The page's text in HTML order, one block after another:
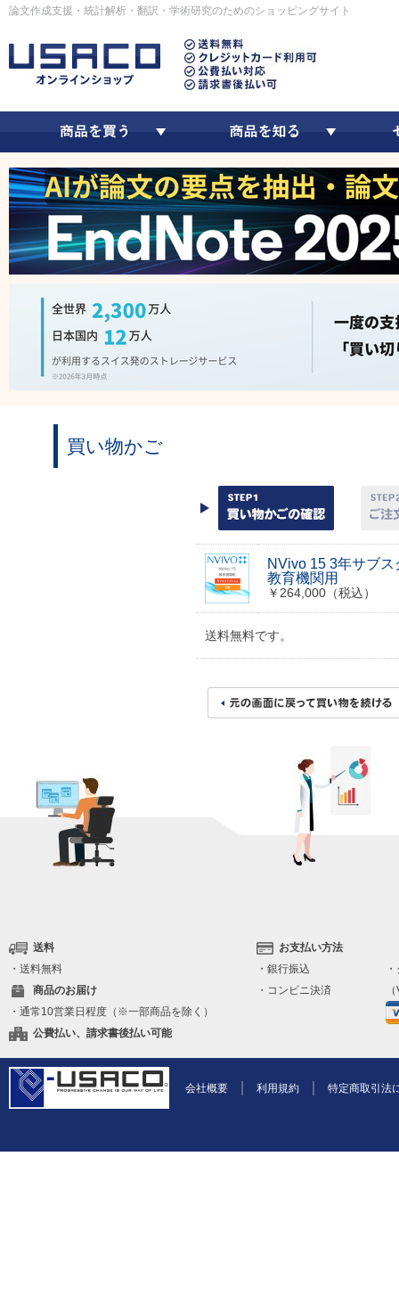
論文作成支援・統計解析・翻訳・学術研究のためのショッピングサイト
買い物かご
NVivo 15 3年サブ
教育機関用
￥264,000（税込）
送料無料です。
送料
・送料無料
商品のお届け
・通常10営業日程度（※一部商品を除く）
公費払い、請求書後払い可能
お支払い方法
・銀行振込
・コンビニ決済
会社概要 利用規約 特定商取引法